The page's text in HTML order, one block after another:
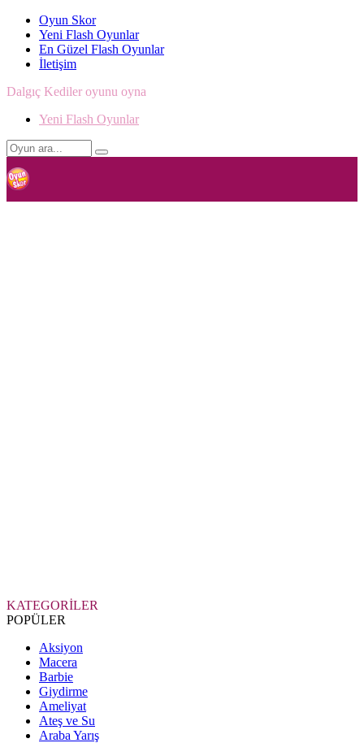
Oyun Skor
Yeni Flash Oyunlar
En Güzel Flash Oyunlar
İletişim
Dalgıç Kediler oyunu oyna
Yeni Flash Oyunlar
KATEGORİLER
POPÜLER
Aksiyon
Macera
Barbie
Giydirme
Ameliyat
Ateş ve Su
Araba Yarış